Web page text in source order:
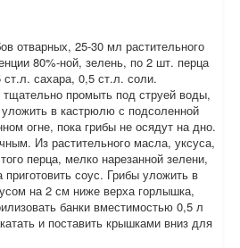
отварных, 25-30 мл растительного
80%-ной, зелень, по 2 шт. перца
ст.л. сахара, 0,5 ст.л. соли.
промыть под струей воды,
в кастрюлю с подсоленной
огне, пока грибы не осядут на дно.
Из растительного масла, уксуса,
перца, мелко нарезанной зелени,
приготовить соус. Грибы уложить в
на 2 см ниже верха горлышка,
банки вместимостью 0,5 л
и поставить крышками вниз для